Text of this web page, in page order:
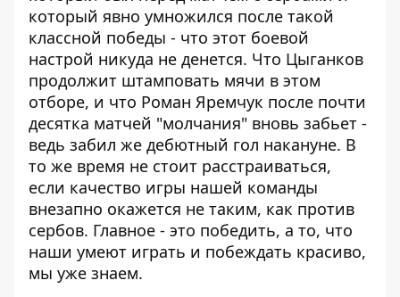
который явно умножился после такой
классной победы - что этот боевой
настрой никуда не денется. Что Цыганков
продолжит штамповать мячи в этом
отборе, и что Роман Яремчук после почти
десятка матчей "молчания" вновь забьет -
ведь забил же дебютный гол накануне. В
то же время не стоит расстраиваться,
если качество игры нашей команды
внезапно окажется не таким, как против
сербов. Главное - это победить, а то, что
наши умеют играть и побеждать красиво,
мы уже знаем.